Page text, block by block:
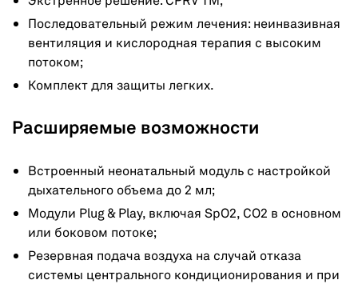
Последовательный режим лечения: неинвазивная
вентиляция и кислородная терапия с высоким
потоком;
Комплект для защиты легких.
Расширяемые возможности
Встроенный неонатальный модуль с настройкой
дыхательного объема до 2 мл;
Модули Plug & Play, включая SpO2, CO2 в основном
или боковом потоке;
Резервная подача воздуха на случай отказа
системы центрального кондиционирования и при